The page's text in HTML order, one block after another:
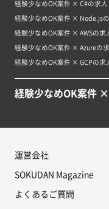
経験少なめOK案件 × C#の求人
経験少なめOK案件 × Node.js
経験少なめOK案件 × AWSの求
経験少なめOK案件 × Azureの
経験少なめOK案件 × GCPの求
経験少なめOK案件
運営会社
SOKUDAN Magazine
よくあるご質問